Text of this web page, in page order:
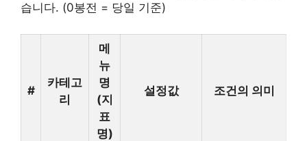
습니다. (0봉전 = 당일 기준)
#
카테고
리
메
뉴
명
(지
표
명)
설정값 조건의 의미